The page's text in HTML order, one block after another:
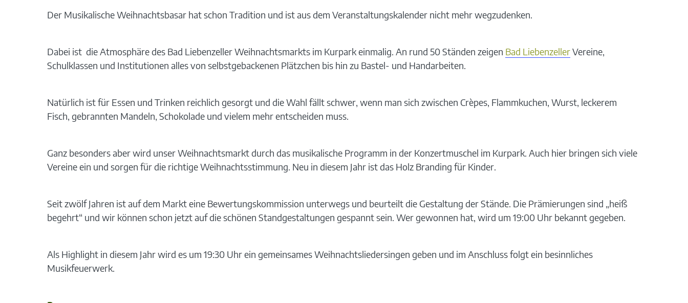
Der Musikalische Weihnachtsbasar hat schon Tradition und ist aus dem Veranstaltungskalender nicht mehr wegzudenken.
Dabei ist die Atmosphäre des Bad Liebenzeller Weihnachtsmarkts im Kurpark einmalig. An rund 50 Ständen zeigen Bad LiebenzellerVereine,
Schulklassen und Institutionen alles von selbstgebackenen Plätzchen bis hin zu Bastel- und Handarbeiten.
Natürlich ist für Essen und Trinken reichlich gesorgt und die Wahl fällt schwer, wenn man sich zwischen Crèpes, Flammkuchen, Wurst, leckerem
Fisch, gebrannten Mandeln, Schokolade und vielem mehr entscheiden muss.
Ganz besonders aber wird unser Weihnachtsmarkt durch das musikalische Programm in der Konzertmuschel im Kurpark. Auch hier bringen sich viele
Vereine ein und sorgen für die richtige Weihnachtsstimmung. Neu in diesem Jahr ist das Holz Branding für Kinder.
Seit zwölf Jahren ist auf dem Markt eine Bewertungskommission unterwegs und beurteilt die Gestaltung der Stände. Die Prämierungen sind „heiß
begehrt“ und wir können schon jetzt auf die schönen Standgestaltungen gespannt sein. Wer gewonnen hat, wird um 19:00 Uhr bekannt gegeben.
Als Highlight in diesem Jahr wird es um 19:30 Uhr ein gemeinsames Weihnachtsliedersingen geben und im Anschluss folgt ein besinnliches
Musikfeuerwerk.